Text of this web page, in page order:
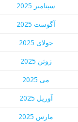
سپتامبر 2025
آگوست 2025
جولای 2025
ژوئن 2025
می 2025
آوریل 2025
مارس 2025